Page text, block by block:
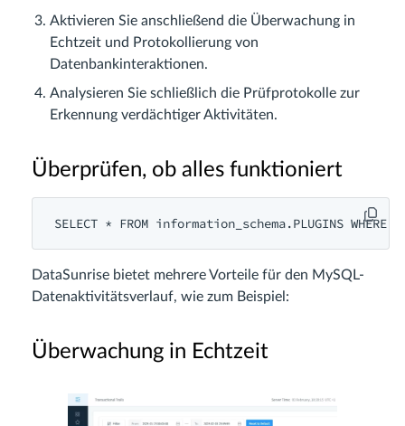
Aktivieren Sie anschließend die Überwachung in
Echtzeit und Protokollierung von
Datenbankinteraktionen.
Analysieren Sie schließlich die Prüfprotokolle zur
Erkennung verdächtiger Aktivitäten.
Überprüfen, ob alles funktioniert
SELECT * FROM information_schema.PLUGINS WHERE
DataSunrise bietet mehrere Vorteile für den MySQL-
Datenaktivitätsverlauf, wie zum Beispiel:
Überwachung in Echtzeit